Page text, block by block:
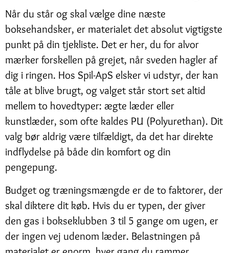
Når du står og skal vælge dine næste
boksehandsker, er materialet det absolut vigtigste
punkt på din tjekliste. Det er her, du for alvor
mærker forskellen på grejet, når sveden hagler af
dig i ringen. Hos Spil-ApS elsker vi udstyr, der kan
tåle at blive brugt, og valget står stort set altid
mellem to hovedtyper: ægte læder eller
kunstlæder, som ofte kaldes PU (Polyurethan). Dit
valg bør aldrig være tilfældigt, da det har direkte
indflydelse på både din komfort og din
pengepung.
Budget og træningsmængde er de to faktorer, der
skal diktere dit køb. Hvis du er typen, der giver
den gas i bokseklubben 3 til 5 gange om ugen, er
der ingen vej udenom læder. Belastningen på